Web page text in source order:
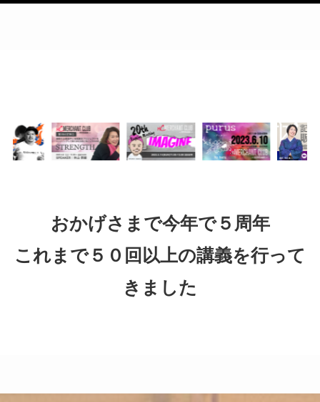
おかげさまで今年で５周年
これまで５０回以上の講義を行って
きました